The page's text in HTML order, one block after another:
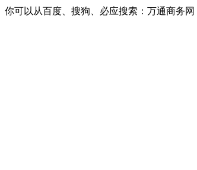
你可以从百度、搜狗、必应搜索：万通商务网